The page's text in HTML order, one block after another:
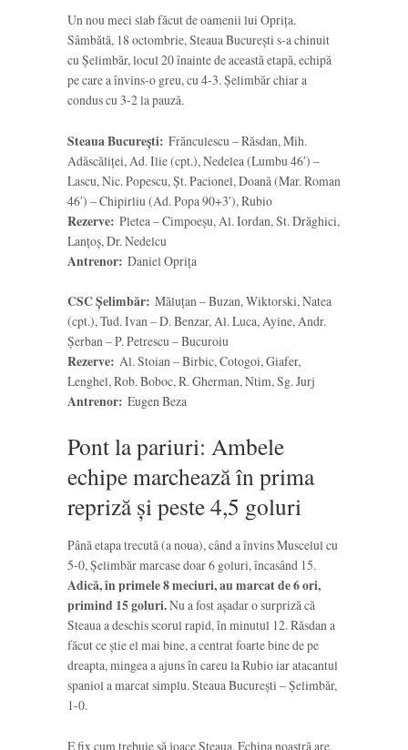
Un nou meci slab făcut de oamenii lui Oprița.
Sâmbătă, 18 octombrie, Steaua București s-a chinuit
cu Șelimbăr, locul 20 înainte de această etapă, echipă
pe care a învins-o greu, cu 4-3. Șelimbăr chiar a
condus cu 3-2 la pauză.
Steaua București: Frănculescu – Răsdan, Mih.
Adăscăliței, Ad. Ilie (cpt.), Nedelea (Lumbu 46′) –
Lascu, Nic. Popescu, Șt. Pacionel, Doană (Mar. Roman
46′) – Chipirliu (Ad. Popa 90+3′), Rubio
Rezerve: Pletea – Cimpoeșu, Al. Iordan, St. Drăghici,
Lanțoș, Dr. Nedelcu
Antrenor: Daniel Oprița
CSC Șelimbăr: Măluțan – Buzan, Wiktorski, Natea
(cpt.), Tud. Ivan – D. Benzar, Al. Luca, Ayine, Andr.
Șerban – P. Petrescu – Bucuroiu
Rezerve: Al. Stoian – Birbic, Cotogoi, Giafer,
Lenghel, Rob. Boboc, R. Gherman, Ntim, Sg. Jurj
Antrenor: Eugen Beza
Pont la pariuri: Ambele
echipe marchează în prima
repriză și peste 4,5 goluri
Până etapa trecută (a noua), când a învins Muscelul cu
5-0, Șelimbăr marcase doar 6 goluri, încasând 15.
Adică, în primele 8 meciuri, au marcat de 6 ori,
primind 15 goluri.Nu a fost așadar o surpriză că
Steaua a deschis scorul rapid, în minutul 12. Răsdan a
făcut ce știe el mai bine, a centrat foarte bine de pe
dreapta, mingea a ajuns în careu la Rubio iar atacantul
spaniol a marcat simplu. Steaua București – Șelimbăr,
1-0.
E fix cum trebuie să joace Steaua. Echipa noastră are